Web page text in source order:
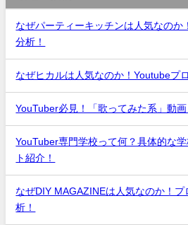
なぜパーティーキッチンは人気なのか
分析！
なぜヒカルは人気なのか！Youtubeプ
YouTuber必見！「歌ってみた系」動
YouTuber専門学校って何？具体的な
ト紹介！
なぜDIY MAGAZINEは人気なのか！
析！